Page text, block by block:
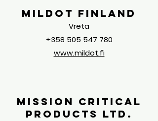
Mildot Finland
Vreta
+358 505 547 780
www.mildot.fi
Mission Critical
Products Ltd.